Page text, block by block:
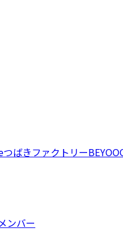
つばきファクトリー
ンバー